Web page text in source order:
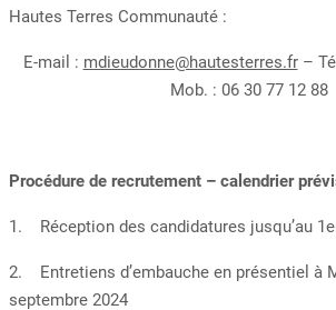
Hautes Terres Communauté :
E-mail : mdieudonne@hautesterres.fr–
Mob. : 06 30 77 12 88
Procédure de recrutement – calendrier
1. Réception des candidatures jusqu’au
2. Entretiens d’embauche en présentiel à
septembre 2024